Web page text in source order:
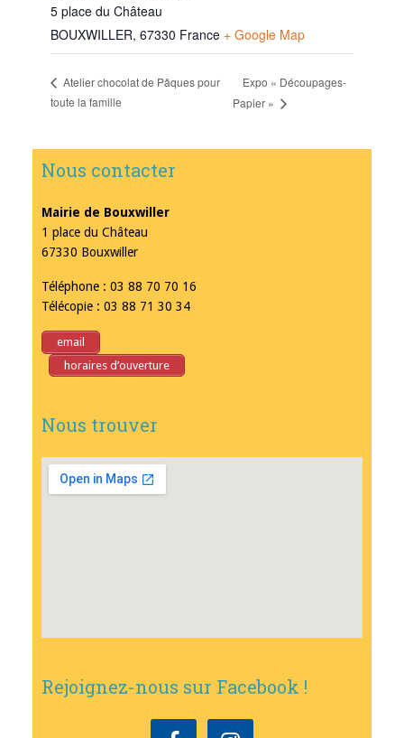
5 place du Château
BOUXWILLER, 67330 France + Google Map
Atelier chocolat de Pâques pour
toute la famille
Expo « Découpages-
Papier »
Nous contacter
Mairie de Bouxwiller
1 place du Château
67330 Bouxwiller
Téléphone : 03 88 70 70 16
Télécopie : 03 88 71 30 34
email
horaires d’ouverture
Nous trouver
Rejoignez-nous sur Facebook !